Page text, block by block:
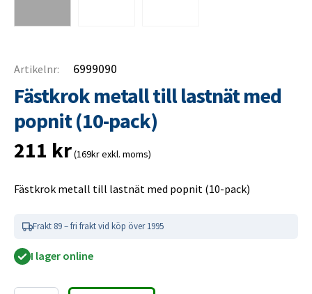
Artikelnr: 6999090
Fästkrok metall till lastnät med
popnit (10-pack)
211 kr(169kr exkl. moms)
Fästkrok metall till lastnät med popnit (10-pack)
Frakt 89 – fri frakt vid köp över 1995
I lager online